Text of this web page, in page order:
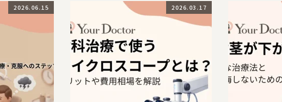
2026.06.15 2026.03.17